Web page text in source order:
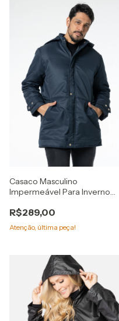
Casaco Masculino
Impermeável Para Inverno
R$289,00
Atenção, última peça!